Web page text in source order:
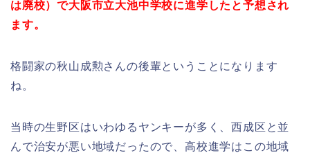
は廃校）で大阪市立大池中学校に進学したと予想され
ます。
格闘家の秋山成勲さんの後輩ということになります
ね。
当時の生野区はいわゆるヤンキーが多く、西成区と並
んで治安が悪い地域だったので、高校進学はこの地域